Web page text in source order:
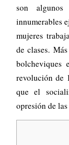
son
innumerables
mujeres
de clases.
bolcheviques
revolución de
que el
opresión de